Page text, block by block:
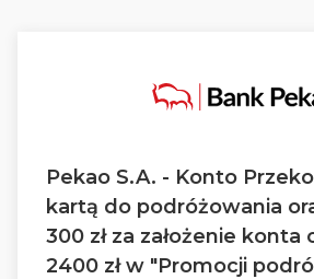
Pekao S.A. - Konto
kartą do podróżowania
300 zł za założenie konta
2400 zł w "Promocji